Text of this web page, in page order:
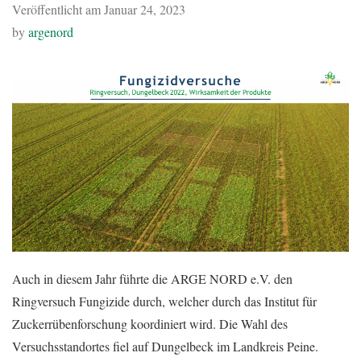
Veröffentlicht amJanuar 24, 2023
byargenord
Auch in diesem Jahr führte die ARGE NORD e.V. den
Ringversuch Fungizide durch, welcher durch das Institut für
Zuckerrübenforschung koordiniert wird. Die Wahl des
Versuchsstandortes fiel auf Dungelbeck im Landkreis Peine.